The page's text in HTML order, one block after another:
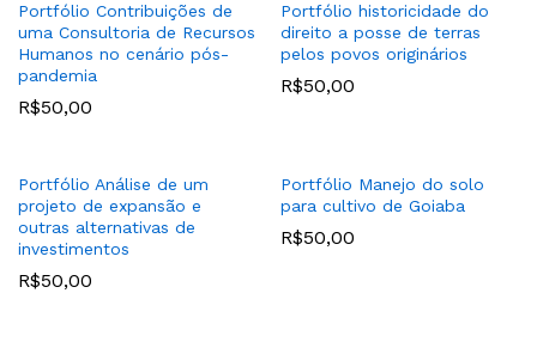
Portfólio Contribuições de
uma Consultoria de Recursos
Humanos no cenário pós-
pandemia
R$50,00
Portfólio historicidade do
direito a posse de terras
pelos povos originários
R$50,00
Portfólio Análise de um
projeto de expansão e
outras alternativas de
investimentos
R$50,00
Portfólio Manejo do solo
para cultivo de Goiaba
R$50,00